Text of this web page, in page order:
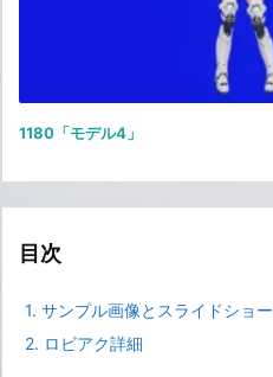
1180「モデル4」
目次
1. サンプル画像とスライドショー
2. ロビアク詳細